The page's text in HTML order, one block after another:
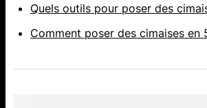
Quels outils pour poser des
Comment poser des cimaises en